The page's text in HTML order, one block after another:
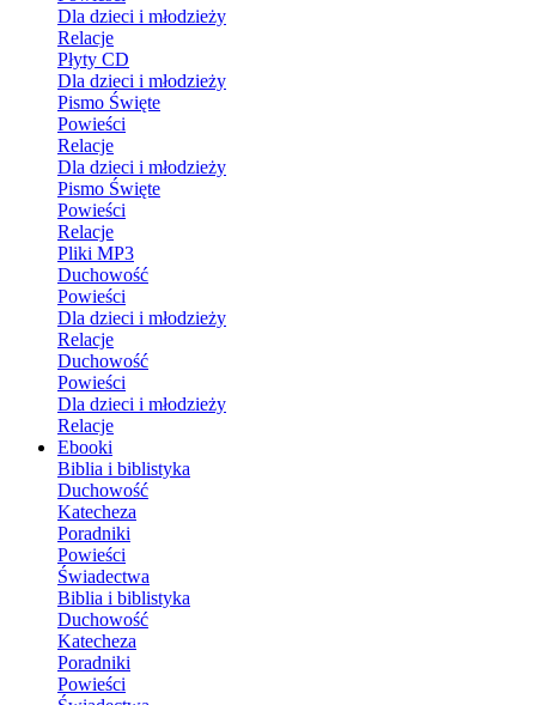
Dla dzieci i młodzieży
Relacje
Płyty CD
Dla dzieci i młodzieży
Pismo Święte
Powieści
Relacje
Dla dzieci i młodzieży
Pismo Święte
Powieści
Relacje
Pliki MP3
Duchowość
Powieści
Dla dzieci i młodzieży
Relacje
Duchowość
Powieści
Dla dzieci i młodzieży
Relacje
Ebooki
Biblia i biblistyka
Duchowość
Katecheza
Poradniki
Powieści
Świadectwa
Biblia i biblistyka
Duchowość
Katecheza
Poradniki
Powieści